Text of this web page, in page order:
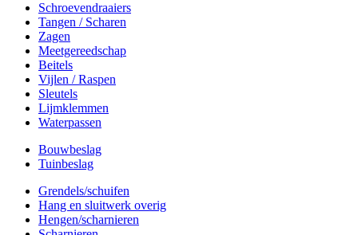
Schroevendraaiers
Tangen / Scharen
Zagen
Meetgereedschap
Beitels
Vijlen / Raspen
Sleutels
Lijmklemmen
Waterpassen
Bouwbeslag
Tuinbeslag
Grendels/schuifen
Hang en sluitwerk overig
Hengen/scharnieren